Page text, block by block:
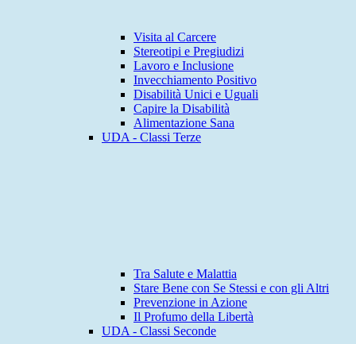
Visita al Carcere
Stereotipi e Pregiudizi
Lavoro e Inclusione
Invecchiamento Positivo
Disabilità Unici e Uguali
Capire la Disabilità
Alimentazione Sana
UDA - Classi Terze
Tra Salute e Malattia
Stare Bene con Se Stessi e con gli Altri
Prevenzione in Azione
Il Profumo della Libertà
UDA - Classi Seconde